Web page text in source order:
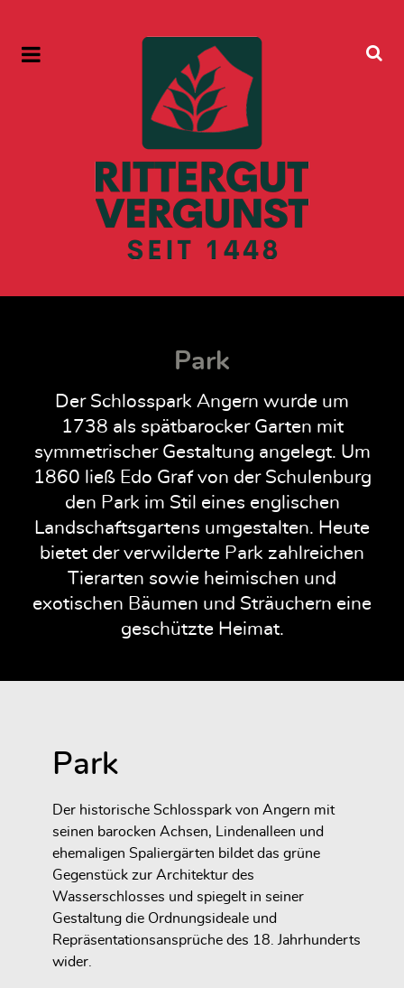
Park
Der Schlosspark Angern wurde um
1738 als spätbarocker Garten mit
symmetrischer Gestaltung angelegt. Um
1860 ließ Edo Graf von der Schulenburg
den Park im Stil eines englischen
Landschaftsgartens umgestalten. Heute
bietet der verwilderte Park zahlreichen
Tierarten sowie heimischen und
exotischen Bäumen und Sträuchern eine
geschützte Heimat.
Park
Der historische Schlosspark von Angern mit
seinen barocken Achsen, Lindenalleen und
ehemaligen Spaliergärten bildet das grüne
Gegenstück zur Architektur des
Wasserschlosses und spiegelt in seiner
Gestaltung die Ordnungsideale und
Repräsentationsansprüche des 18. Jahrhunderts
wider.